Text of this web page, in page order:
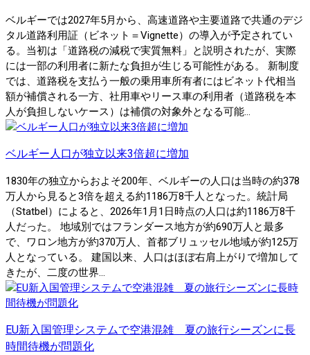
ベルギーでは2027年5月から、高速道路や主要道路で共通のデジ
タル道路利用証（ビネット＝Vignette）の導入が予定されてい
る。当初は「道路税の減税で実質無料」と説明されたが、実際
には一部の利用者に新たな負担が生じる可能性がある。 新制度
では、道路税を支払う一般の乗用車所有者にはビネット代相当
額が補償される一方、社用車やリース車の利用者（道路税を本
人が負担しないケース）は補償の対象外となる可能...
ベルギー人口が独立以来3倍超に増加
1830年の独立からおよそ200年、ベルギーの人口は当時の約378
万人から見ると3倍を超える約1186万8千人となった。統計局
（Statbel）によると、2026年1月1日時点の人口は約1186万8千
人だった。 地域別ではフランダース地方が約690万人と最多
で、ワロン地方が約370万人、首都ブリュッセル地域が約125万
人となっている。 建国以来、人口はほぼ右肩上がりで増加して
きたが、二度の世界...
EU新入国管理システムで空港混雑 夏の旅行シーズンに長
時間待機が問題化